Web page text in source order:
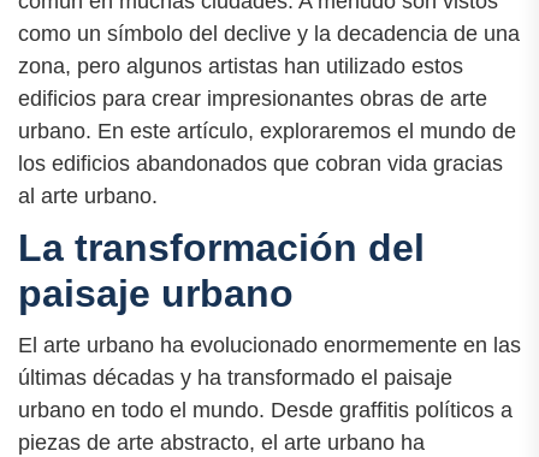
como un símbolo del declive y la decadencia de una
zona, pero algunos artistas han utilizado estos
edificios para crear impresionantes obras de arte
urbano. En este artículo, exploraremos el mundo de
los edificios abandonados que cobran vida gracias
al arte urbano.
La transformación del
paisaje urbano
El arte urbano ha evolucionado enormemente en las
últimas décadas y ha transformado el paisaje
urbano en todo el mundo. Desde graffitis políticos a
piezas de arte abstracto, el arte urbano ha